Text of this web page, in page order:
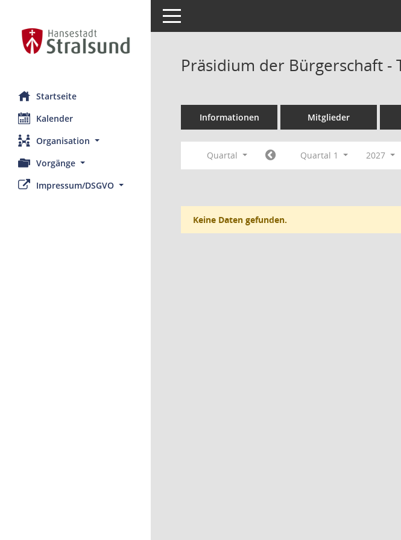
Startseite
Kalender
Organisation
Vorgänge
Impressum/DSGVO
Toggle navigation
Präsidium der Bürgerschaft -
Informationen Mitglieder
Quartal Quartal 1 2027
Keine Daten gefunden.